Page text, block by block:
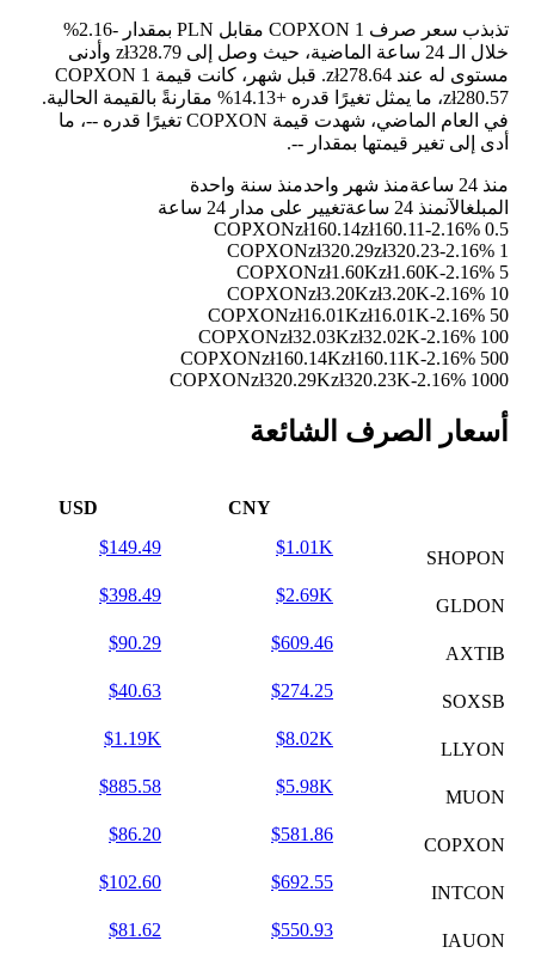
تذبذب سعر صرف 1 COPXON مقابل PLN بمقدار
-2.16%
خلال الـ 24 ساعة الماضية، حيث وصل إلى zł328.79 وأدنى
مستوى له عند zł278.64. قبل شهر، كانت قيمة 1 COPXON
zł280.57، ما يمثل تغيرًا قدره
+14.13%
مقارنةً بالقيمة الحالية.
في العام الماضي، شهدت قيمة COPXON تغيرًا قدره
--، ما
أدى إلى تغير قيمتها بمقدار --
.
منذ 24 ساعة منذ شهر واحدمنذ سنة واحدة
المبلغالآنمنذ 24 ساعة
تغيير على مدار 24 ساعة
0.5 COPXON
zł160.14zł160.11-2.16%
1 COPXON
zł320.29zł320.23-2.16%
5 COPXON
zł1.60Kzł1.60K-2.16%
10 COPXON
zł3.20Kzł3.20K-2.16%
50 COPXON
zł16.01Kzł16.01K-2.16%
100 COPXON
zł32.03Kzł32.02K-2.16%
500 COPXON
zł160.14Kzł160.11K-2.16%
1000 COPXON
zł320.29Kzł320.23K-2.16%
أسعار الصرف الشائعة
CNY
USD
SHOPON
$1.01K
$149.49
GLDON
$2.69K
$398.49
AXTIB
$609.46
$90.29
SOXSB
$274.25
$40.63
LLYON
$8.02K
$1.19K
MUON
$5.98K
$885.58
COPXON
$581.86
$86.20
INTCON
$692.55
$102.60
IAUON
$550.93
$81.62